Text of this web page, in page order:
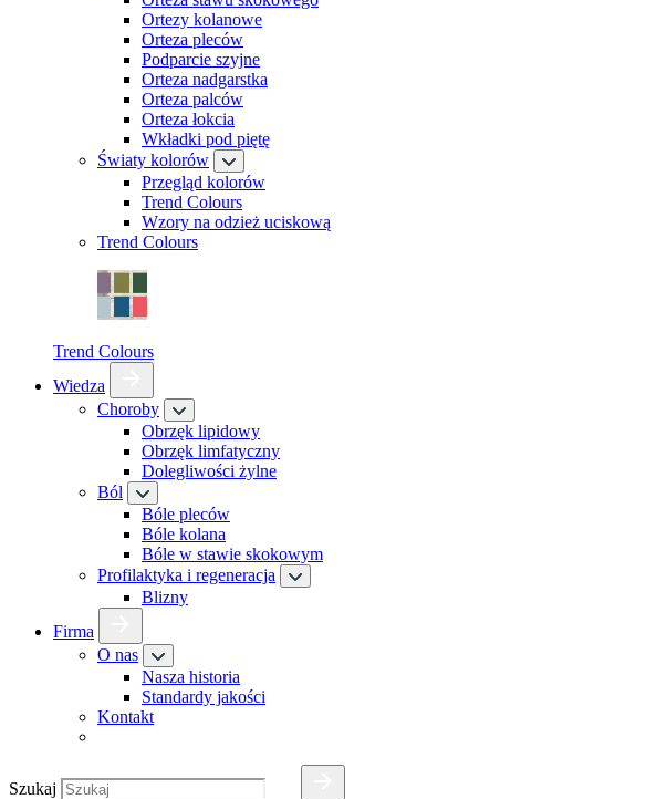
Ortezy kolanowe
Orteza pleców
Podparcie szyjne
Orteza nadgarstka
Orteza palców
Orteza łokcia
Wkładki pod piętę
Światy kolorów
Przegląd kolorów
Trend Colours
Wzory na odzież uciskową
Trend Colours
Trend Colours
Wiedza
Choroby
Obrzęk lipidowy
Obrzęk limfatyczny
Dolegliwości żylne
Ból
Bóle pleców
Bóle kolana
Bóle w stawie skokowym
Profilaktyka i regeneracja
Blizny
Firma
O nas
Nasza historia
Standardy jakości
Kontakt
Szukaj